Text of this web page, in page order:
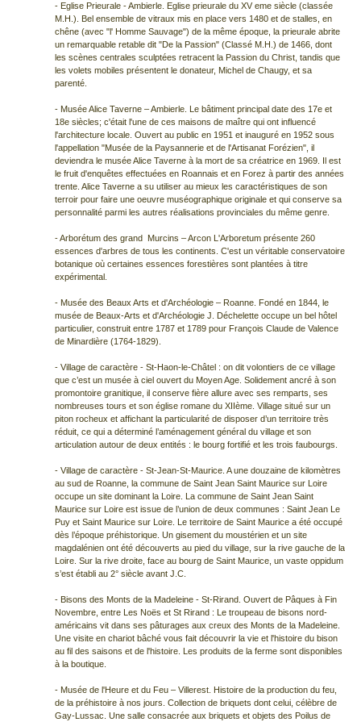
- Eglise Prieurale - Ambierle. Eglise prieurale du XV eme siècle (classée
M.H.). Bel ensemble de vitraux mis en place vers 1480 et de stalles, en
chêne (avec "l' Homme Sauvage") de la même époque, la prieurale abrite
un remarquable retable dit "De la Passion" (Classé M.H.) de 1466, dont
les scènes centrales sculptées retracent la Passion du Christ, tandis que
les volets mobiles présentent le donateur, Michel de Chaugy, et sa
parenté.
- Musée Alice Taverne – Ambierle. Le bâtiment principal date des 17e et
18e siècles; c'était l'une de ces maisons de maître qui ont influencé
l'architecture locale. Ouvert au public en 1951 et inauguré en 1952 sous
l'appellation "Musée de la Paysannerie et de l'Artisanat Forézien", il
deviendra le musée Alice Taverne à la mort de sa créatrice en 1969. Il est
le fruit d'enquêtes effectuées en Roannais et en Forez à partir des années
trente. Alice Taverne a su utiliser au mieux les caractéristiques de son
terroir pour faire une oeuvre muséographique originale et qui conserve sa
personnalité parmi les autres réalisations provinciales du même genre.
- Arborétum des grand Murcins – Arcon L'Arboretum présente 260
essences d'arbres de tous les continents. C'est un véritable conservatoire
botanique où certaines essences forestières sont plantées à titre
expérimental.
- Musée des Beaux Arts et d'Archéologie – Roanne. Fondé en 1844, le
musée de Beaux-Arts et d'Archéologie J. Déchelette occupe un bel hôtel
particulier, construit entre 1787 et 1789 pour François Claude de Valence
de Minardière (1764-1829).
- Village de caractère - St-Haon-le-Châtel : on dit volontiers de ce village
que c’est un musée à ciel ouvert du Moyen Age. Solidement ancré à son
promontoire granitique, il conserve fière allure avec ses remparts, ses
nombreuses tours et son église romane du XIIème. Village situé sur un
piton rocheux et affichant la particularité de disposer d’un territoire très
réduit, ce qui a déterminé l’aménagement général du village et son
articulation autour de deux entités : le bourg fortifié et les trois faubourgs.
- Village de caractère - St-Jean-St-Maurice. A une douzaine de kilomètres
au sud de Roanne, la commune de Saint Jean Saint Maurice sur Loire
occupe un site dominant la Loire. La commune de Saint Jean Saint
Maurice sur Loire est issue de l’union de deux communes : Saint Jean Le
Puy et Saint Maurice sur Loire. Le territoire de Saint Maurice a été occupé
dès l’époque préhistorique. Un gisement du moustérien et un site
magdalénien ont été découverts au pied du village, sur la rive gauche de la
Loire. Sur la rive droite, face au bourg de Saint Maurice, un vaste oppidum
s’est établi au 2° siècle avant J.C.
- Bisons des Monts de la Madeleine - St-Rirand. Ouvert de Pâques à Fin
Novembre, entre Les Noës et St Rirand : Le troupeau de bisons nord-
américains vit dans ses pâturages aux creux des Monts de la Madeleine.
Une visite en chariot bâché vous fait découvrir la vie et l'histoire du bison
au fil des saisons et de l'histoire. Les produits de la ferme sont disponibles
à la boutique.
- Musée de l'Heure et du Feu – Villerest. Histoire de la production du feu,
de la préhistoire à nos jours. Collection de briquets dont celui, célèbre de
Gay-Lussac. Une salle consacrée aux briquets et objets des Poilus de